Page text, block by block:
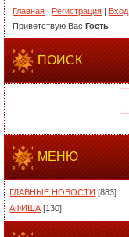
Главная | Регистрация | Вход
Приветствую Вас Гость
ПОИСК
МЕНЮ
ГЛАВНЫЕ НОВОСТИ [883]
АФИША [130]